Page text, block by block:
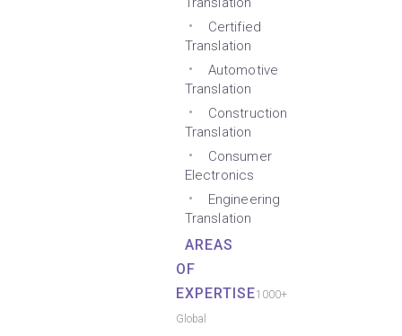
Certified
Translation
Automotive
Translation
Construction
Translation
Consumer
Electronics
Engineering
Translation
AREAS
OF
EXPERTISE1000+
Global